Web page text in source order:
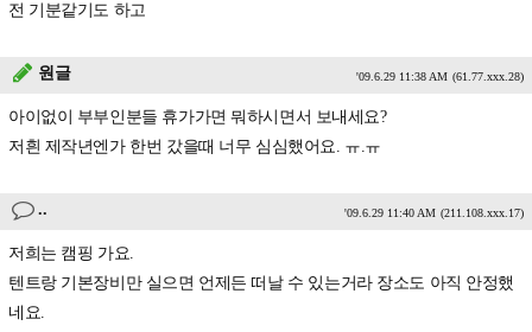
전 기분같기도 하고
원글 '09.6.29 11:38 AM (61.77.xxx.28)
아이없이 부부인분들 휴가가면 뭐하시면서 보내세요?
저흰 제작년엔가 한번 갔을때 너무 심심했어요. ㅠ.ㅠ
.. '09.6.29 11:40 AM (211.108.xxx.17)
저희는 캠핑 가요.
텐트랑 기본장비만 실으면 언제든 떠날 수 있는거라 장소도 아직 안정했
네요.